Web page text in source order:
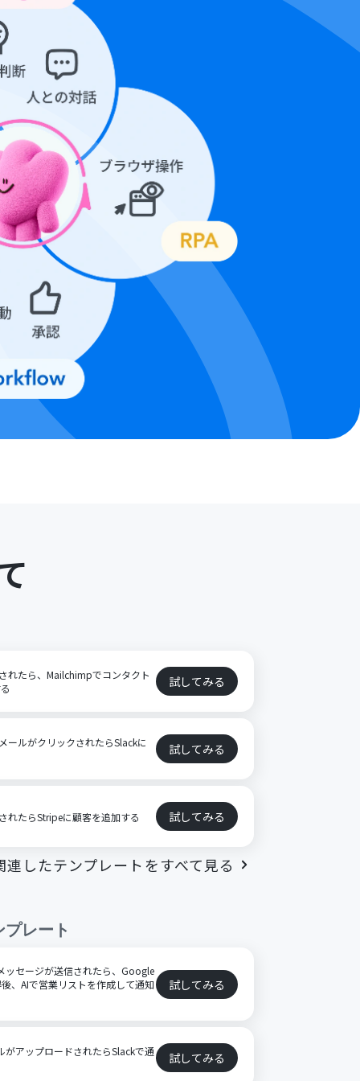
れたら、Mailchimpでコンタクト
試してみる
ールがクリックされたらSlackに 試してみる
れたらStripeに顧客を追加する 試してみる
連したテンプレートをすべて見る
レート
ッセージが送信されたら、Google
、AIで営業リストを作成して通知
試してみる
がアップロードされたらSlackで通 試してみる